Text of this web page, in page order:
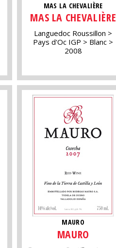
MAS LA CHEVALIÈRE
MAS LA CHEVALIÈRE
Languedoc Roussillon
Pays d'Oc IGP
Blanc
2008
MAURO
MAURO